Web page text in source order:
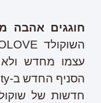
חוגגים אהבה
עצמו מחדש
חדשות של